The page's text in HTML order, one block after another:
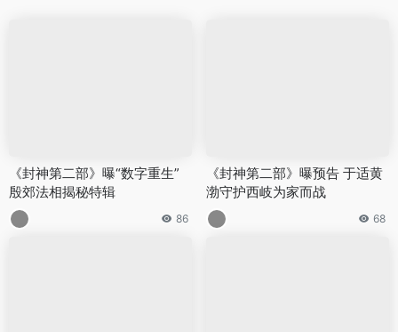
《封神第二部》曝“数字重生”
殷郊法相揭秘特辑
86
《封神第二部》曝预告 于适黄
渤守护西岐为家而战
68